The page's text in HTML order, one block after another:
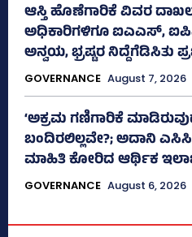
ಆಸ್ತಿ ಹೊಣೆಗಾರಿಕೆ ವಿವರ
ಅಧಿಕಾರಿಗಳಿಗೂ ಐಎಎಸ್‌,
ಅನ್ವಯ, ಭ್ರಷ್ಟರ ನಿದ್ದೆಗೆಡಿಸಿತು
GOVERNANCE August 7, 2026
‘ಅಕ್ರಮ ಗಣಿಗಾರಿಕೆ
ಬಂದಿರಲಿಲ್ಲವೇ?; ಅದಾನಿ
ಮಾಹಿತಿ ಕೋರಿದ ಆರ್ಥಿಕ
GOVERNANCE August 6, 2026